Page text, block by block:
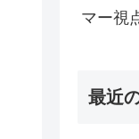
マー視
最近